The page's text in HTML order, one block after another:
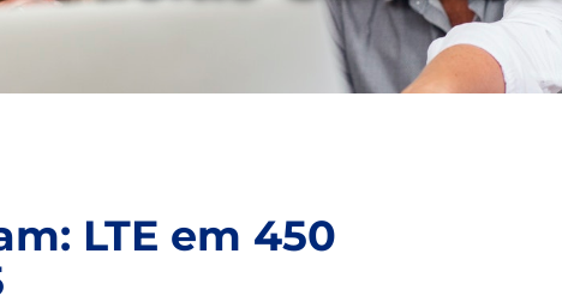
LTE em 450